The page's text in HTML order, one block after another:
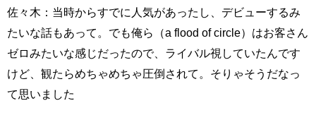
佐々木：当時からすでに人気があったし、デビューするみ
たいな話もあって。でも俺ら（a flood of circle）はお客さん
ゼロみたいな感じだったので、ライバル視していたんです
けど、観たらめちゃめちゃ圧倒されて。そりゃそうだなっ
て思いました